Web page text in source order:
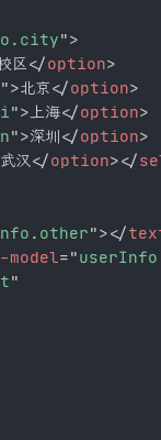
">
区</option>
">北京</option>
">上海</option>
">深圳</option>
武汉</option></
"></
model="
"